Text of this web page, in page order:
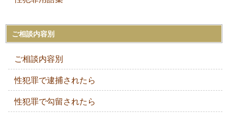
ご相談内容別
ご相談内容別
性犯罪で逮捕されたら
性犯罪で勾留されたら